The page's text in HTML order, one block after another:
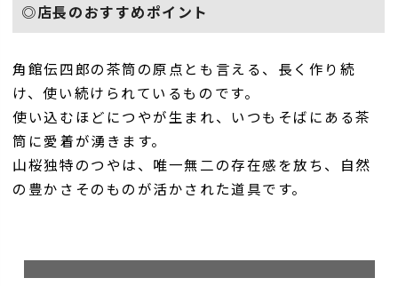
◎店長のおすすめポイント
角館伝四郎の茶筒の原点とも言える、長く作り続
け、使い続けられているものです。
使い込むほどにつやが生まれ、いつもそばにある茶
筒に愛着が湧きます。
山桜独特のつやは、唯一無二の存在感を放ち、自然
の豊かさそのものが活かされた道具です。